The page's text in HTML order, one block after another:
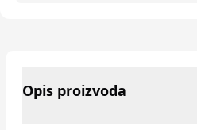
Opis proizvoda